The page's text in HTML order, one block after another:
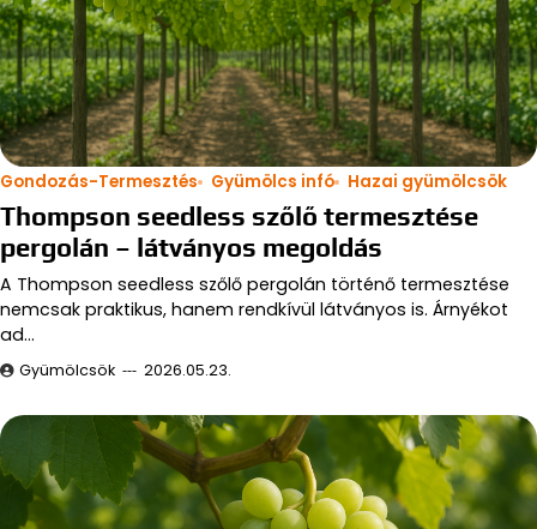
Gondozás-Termesztés Gyümölcs infó Hazai gyümölcsök
Thompson seedless szőlő termesztése
pergolán – látványos megoldás
A Thompson seedless szőlő pergolán történő termesztése
nemcsak praktikus, hanem rendkívül látványos is. Árnyékot
ad…
Gyümölcsök 2026.05.23.